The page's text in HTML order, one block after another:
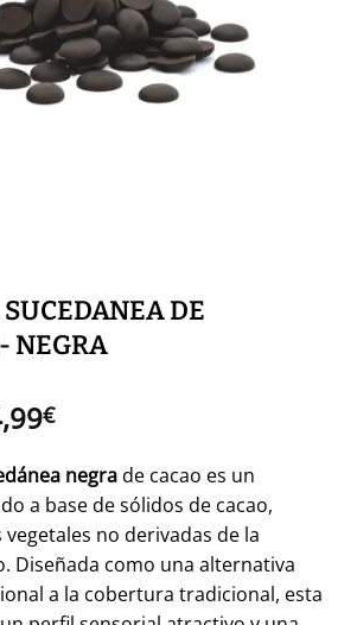
DE
NEGRA
€Rango
precios:
desde
10,99€
hasta
164,99€
negrade cacao es un
a base de sólidos de cacao,
vegetales no derivadas de la
Diseñada como una alternativa
a la cobertura tradicional, esta